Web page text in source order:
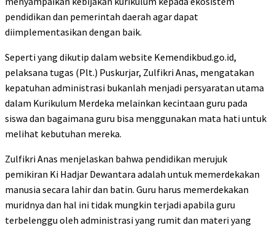
pendidikan dan pemerintah daerah agar dapat
diimplementasikan dengan baik.
Seperti yang dikutip dalam website Kemendikbud.go.id,
pelaksana tugas (Plt.) Puskurjar, Zulfikri Anas, mengatakan
kepatuhan administrasi bukanlah menjadi persyaratan utama
dalam Kurikulum Merdeka melainkan kecintaan guru pada
siswa dan bagaimana guru bisa menggunakan mata hati untuk
melihat kebutuhan mereka.
Zulfikri Anas menjelaskan bahwa pendidikan merujuk
pemikiran Ki Hadjar Dewantara adalah untuk memerdekakan
manusia secara lahir dan batin. Guru harus memerdekakan
muridnya dan hal ini tidak mungkin terjadi apabila guru
terbelenggu oleh administrasi yang rumit dan materi yang